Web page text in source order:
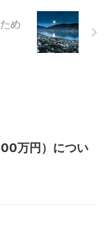
め
万円）につい